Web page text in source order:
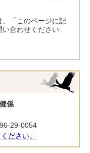
、「このページに記
い合わせください
係
29-0054
ださい。